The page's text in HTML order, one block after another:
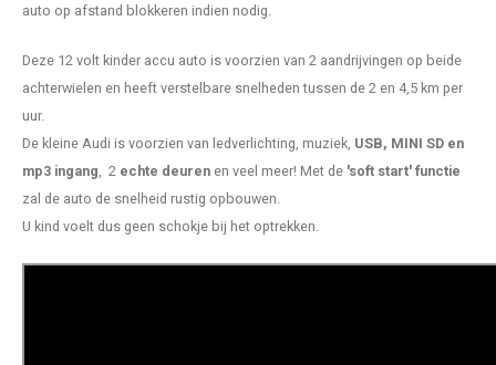
auto op afstand blokkeren indien nodig.
Deze 12 volt kinder accu auto is voorzien van 2 aandrijvingen op beide
achterwielen en heeft verstelbare snelheden tussen de 2 en 4,5 km per
uur.
De kleine Audi is voorzien van ledverlichting, muziek, USB, MINI SD en
mp3 ingang, 2 echte deuren en veel meer! Met de 'soft start' functie
zal de auto de snelheid rustig opbouwen.
U kind voelt dus geen schokje bij het optrekken.